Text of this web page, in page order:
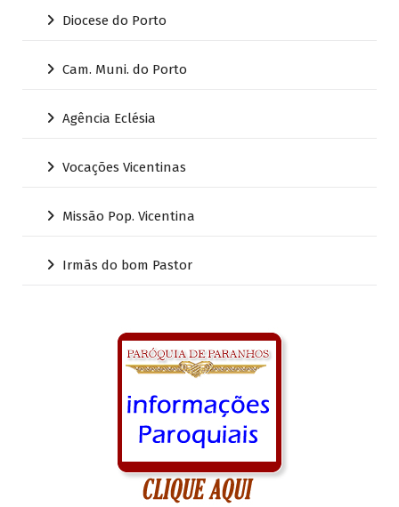
Diocese do Porto
Cam. Muni. do Porto
Agência Eclésia
Vocações Vicentinas
Missão Pop. Vicentina
Irmãs do bom Pastor